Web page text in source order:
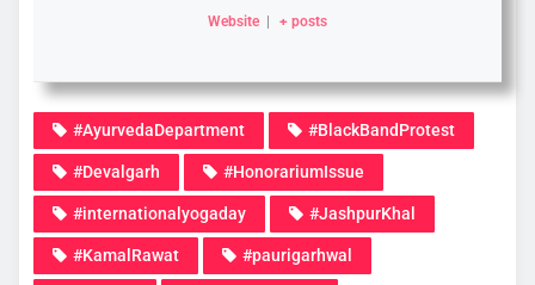
Website | + posts
#AyurvedaDepartment #BlackBandProtest
#Devalgarh #HonorariumIssue
#internationalyogaday #JashpurKhal
#KamalRawat #paurigarhwal